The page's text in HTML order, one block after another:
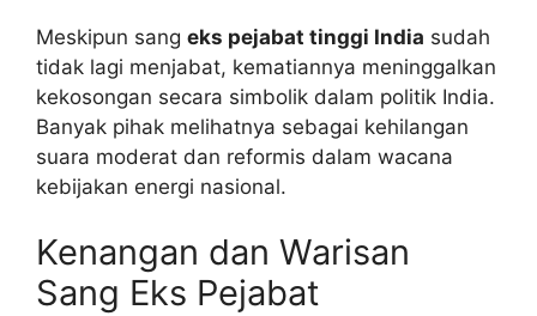
Meskipun sang eks pejabat tinggi India sudah
tidak lagi menjabat, kematiannya meninggalkan
kekosongan secara simbolik dalam politik India.
Banyak pihak melihatnya sebagai kehilangan
suara moderat dan reformis dalam wacana
kebijakan energi nasional.
Kenangan dan Warisan
Sang Eks Pejabat